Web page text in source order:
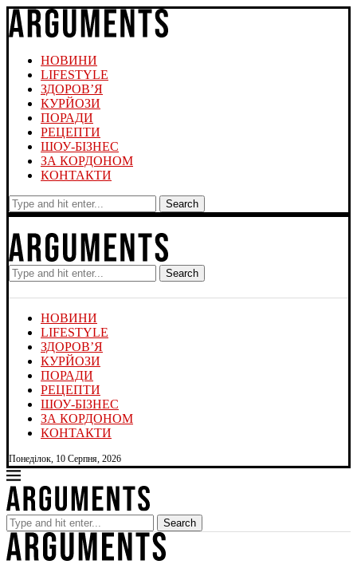
НОВИНИ
LIFESTYLE
ЗДОРОВ’Я
КУРЙОЗИ
ПОРАДИ
РЕЦЕПТИ
ШОУ-БІЗНЕС
ЗА КОРДОНОМ
КОНТАКТИ
Search
Search
НОВИНИ
LIFESTYLE
ЗДОРОВ’Я
КУРЙОЗИ
ПОРАДИ
РЕЦЕПТИ
ШОУ-БІЗНЕС
ЗА КОРДОНОМ
КОНТАКТИ
Понеділок, 10 Серпня, 2026
Search